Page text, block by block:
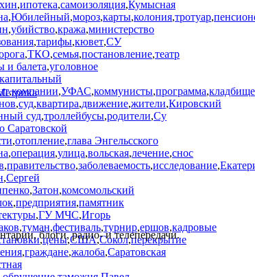
,ипотека,самоизоляция,Кумысная
,Юбилейный,мороз,карты,колония,тротуар,
,убийство,кража,министерство
,тарифы,кювет,СУ
,ТКО,семья,постановление,театр
и балета,уголовное
капитальный
,компании,УФАС,коммунисты,программа,кладбище
,суд,квартира,движение,жители,Кировский
суд,троллейбусы,родители,Су
Саратовской
,отопление,глава Энгельсского
,операция,улица,вольская,лечение,снос
,правительство,заболеваемость,исследование,
,Сергей
,Затон,комсомольский
,предприятия,памятник
,ГУ МЧС,Игорь
,туман,фестиваль,турнир,ершов,кадровые
,цены,США,Сокол,перекрытие
,граждане,жалоба,Саратовская
блоги, радио- и телепередачи.